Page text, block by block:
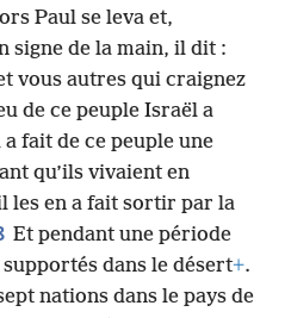
Paul se leva et,
signe de la main, il dit :
vous autres qui craignez
de ce peuple Israël a
fait de ce peuple une
qu’ils vivaient en
les en a fait sortir par la
Et pendant une période
dans le désert+.
nations dans le pays de